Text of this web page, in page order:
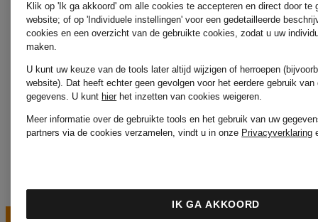
MORE
&
MORE
Klik op 'Ik ga akkoord' om alle cookies te accepteren en direct door te
website; of op 'Individuele instellingen' voor een gedetailleerde
cookies en een overzicht van de gebruikte cookies, zodat u uw
maken.
U kunt uw keuze van de tools later altijd wijzigen of herroepen
website). Dat heeft echter geen gevolgen voor het eerdere gebruik van
gegevens. U kunt hierhet inzetten van cookies weigeren.
Meer informatie over de gebruikte tools en het gebruik van uw
partners via de cookies verzamelen, vindt u in onze Privacyverklaring
IK GA AKKOORD